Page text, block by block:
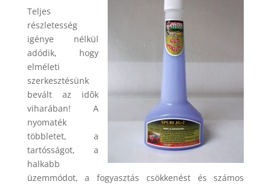
Teljes
részletesség
igénye nélkül
adódik, hogy
elméleti
szerkesztésünk
bevált az idõk
viharában! A
nyomaték
többletet, a
tartósságot, a
halkabb
üzemmódot, a fogyasztás csökkenést és számos